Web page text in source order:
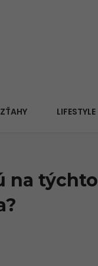
LIFESTYLE
na týchto